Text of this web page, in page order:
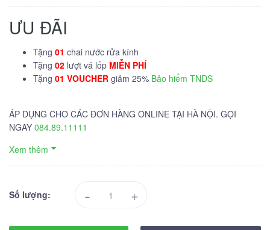
ƯU ĐÃI
Tặng 01 chai nước rửa kính
Tặng 02 lượt vá lốp MIỄN PHÍ
Tặng 01 VOUCHER giảm 25% Bảo hiểm TNDS
ÁP DỤNG CHO CÁC ĐƠN HÀNG ONLINE TẠI HÀ NỘI. GỌI
NGAY 084.89.11111
Xem thêm
Số lượng: - +